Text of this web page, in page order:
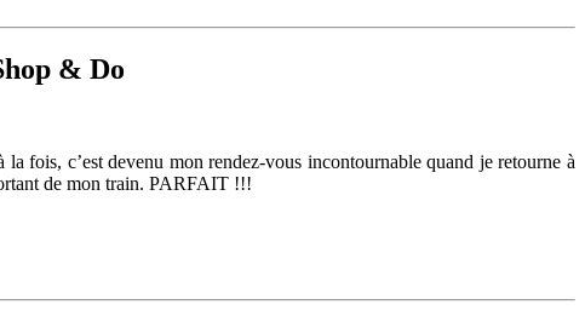
& Do
la fois, c’est devenu mon rendez-vous incontournable quand je retourne à
de mon train. PARFAIT !!!